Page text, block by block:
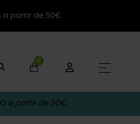
a partir de 50€
0
☰
a partir de 50€.